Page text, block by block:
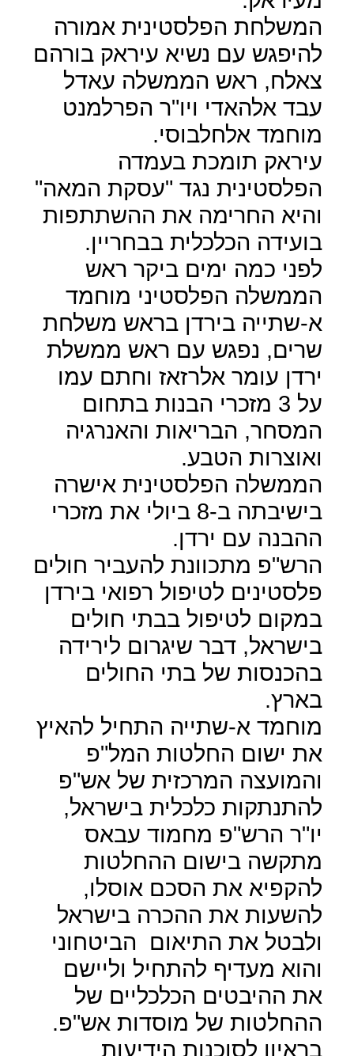
המשלחת הפלסטינית אמורה
להיפגש עם נשיא עיראק בורהם
צאלח, ראש הממשלה עאדל
עבד אלהאדי ויו"ר הפרלמנט
מוחמד אלחלבוסי.
עיראק תומכת בעמדה
הפלסטינית נגד "עסקת המאה"
והיא החרימה את ההשתתפות
בועידה הכלכלית בבחריין.
לפני כמה ימים ביקר ראש
הממשלה הפלסטיני מוחמד
א-שתייה בירדן בראש משלחת
שרים, נפגש עם ראש ממשלת
ירדן עומר אלרזאז וחתם עמו
על 3 מזכרי הבנות בתחום
המסחר, הבריאות והאנרגיה
ואוצרות הטבע.
הממשלה הפלסטינית אישרה
בישיבתה ב-8 ביולי את מזכרי
ההבנה עם ירדן.
הרש"פ מתכוונת להעביר חולים
פלסטינים לטיפול רפואי בירדן
במקום לטיפול בבתי חולים
בישראל, דבר שיגרום לירידה
בהכנסות של בתי החולים
בארץ.
מוחמד א-שתייה התחיל להאיץ
את ישום החלטות המל"פ
והמועצה המרכזית של אש"פ
להתנתקות כלכלית בישראל,
יו"ר הרש"פ מחמוד עבאס
מתקשה בישום ההחלטות
להקפיא את הסכם אוסלו,
להשעות את ההכרה בישראל
ולבטל את התיאום
הביטחוני
והוא מעדיף להתחיל וליישם
את ההיבטים הכלכליים של
ההחלטות של מוסדות אש"פ.
בראיון לסוכנות הידיעות